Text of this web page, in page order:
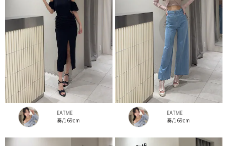
EATME
奏/169cm
EATME
奏/169cm